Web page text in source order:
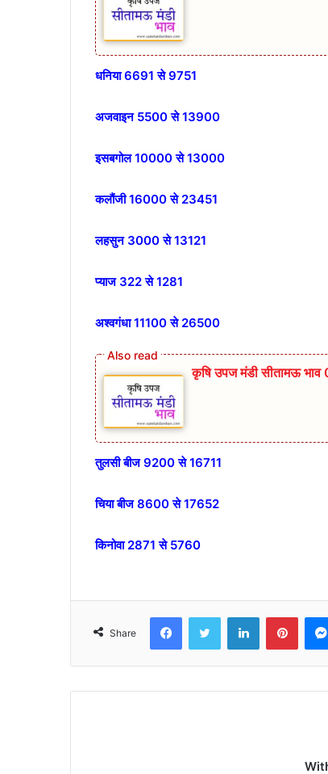
धनिया 6691 से 9751
अजवाइन 5500 से 13900
इसबगोल 10000 से 13000
कलौंजी 16000 से 23451
लहसुन 3000 से 13121
प्याज 322 से 1281
अश्वगंधा 11100 से 26500
कृषि उपज मंडी सीतामऊ
तुलसी बीज 9200 से 16711
चिया बीज 8600 से 17652
किनोवा 2871 से 5760
Share
FacebookTwitter LinkedIn